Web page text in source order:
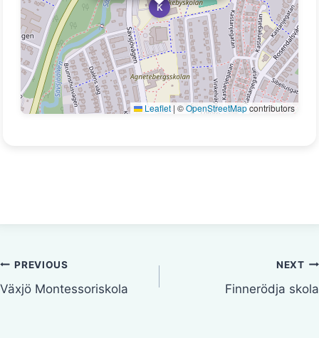
K
Leaflet | ©OpenStreetMapcontributors
Inläggsnavigering
PREVIOUS
Växjö Montessoriskola
NEXT
Finnerödja skola